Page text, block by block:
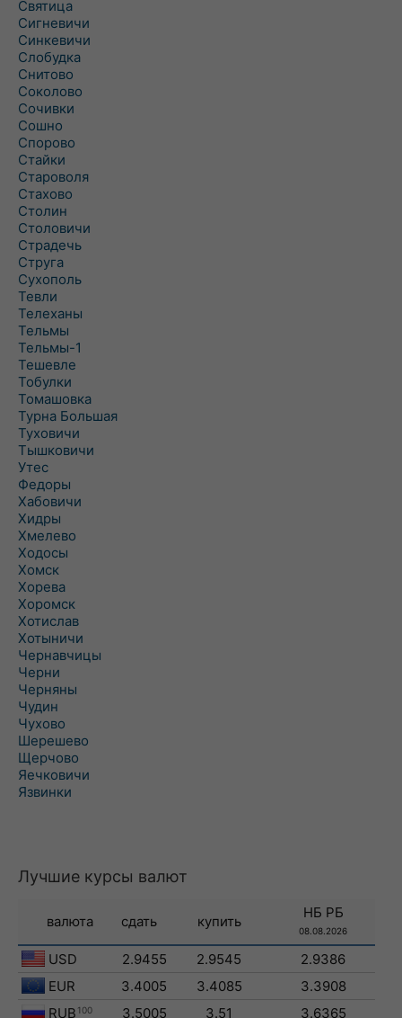
Святица
Сигневичи
Синкевичи
Слобудка
Снитово
Соколово
Сочивки
Сошно
Спорово
Стайки
Староволя
Стахово
Столин
Столовичи
Страдечь
Струга
Сухополь
Тевли
Телеханы
Тельмы
Тельмы-1
Тешевле
Тобулки
Томашовка
Турна Большая
Туховичи
Тышковичи
Утес
Федоры
Хабовичи
Хидры
Хмелево
Ходосы
Хомск
Хорева
Хоромск
Хотислав
Хотыничи
Чернавчицы
Черни
Черняны
Чудин
Чухово
Шерешево
Щерчово
Яечковичи
Язвинки
Лучшие курсы валют
валюта сдать купить
НБ РБ
08.08.2026
USD 2.9455 2.9545
2.9386
EUR
3.4005 3.4085
3.3908
RUB 100 3.5005 3.51
3.6365